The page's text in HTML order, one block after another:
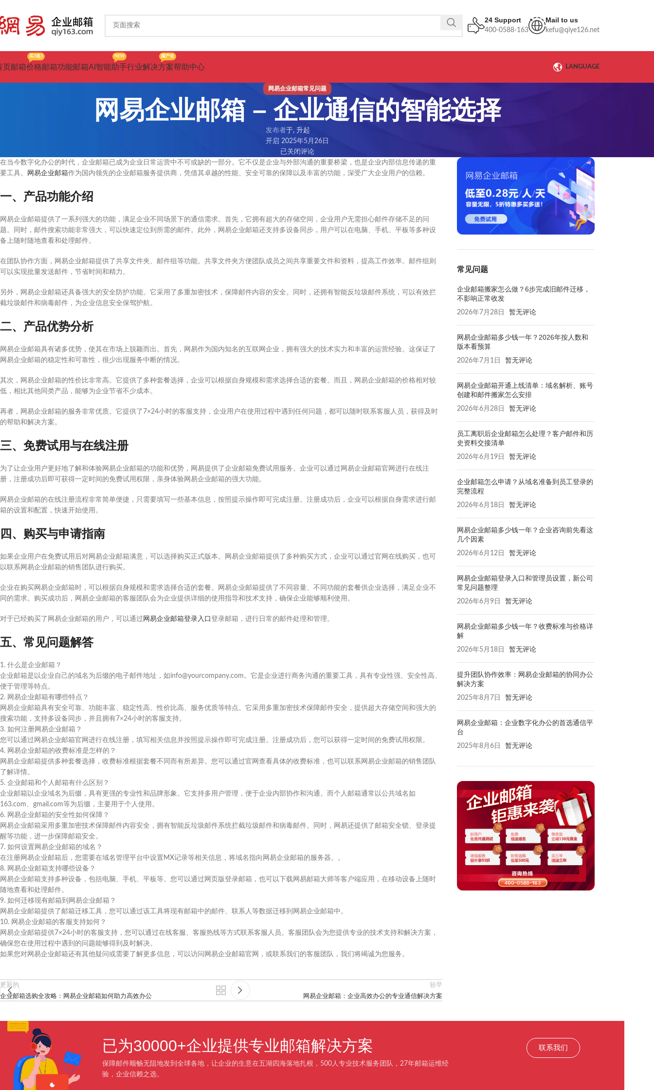
24 Support
400-0588-163
Mail to us
kefu@qiye126.net
页邮箱价格
买3送3
邮箱功能邮箱AI智能助手
NEW
行业解决方案
国产化
帮助中心 LANGUAGE
网易企业邮箱常见问题
网易企业邮箱 – 企业通信的智能选择
发布者于, 升起
开启 2025年5月26日
已关闭评论
在当今数字化办公的时代，企业邮箱已成为企业日常运营中不可或缺的一部分。它不仅是企业与外部沟通的重要桥梁，也是企业内部信息传递的重
要工具。
网易企业邮箱作为国内领先的企业邮箱服务提供商，凭借其卓越的性能、安全可靠的保障以及丰富的功能，深受广大企业用户的信赖。
一、产品功能介绍
网易企业邮箱提供了一系列强大的功能，满足企业不同场景下的通信需求。首先，它拥有超大的存储空间，企业用户无需担心邮件存储不足的问
题。同时，邮件搜索功能非常强大，可以快速定位到所需的邮件。此外，网易企业邮箱还支持多设备同步，用户可以在电脑、手机、平板等多种设
备上随时随地查看和处理邮件。
在团队协作方面，网易企业邮箱提供了共享文件夹、邮件组等功能。共享文件夹方便团队成员之间共享重要文件和资料，提高工作效率。邮件组则
可以实现批量发送邮件，节省时间和精力。
另外，网易企业邮箱还具备强大的安全防护功能。它采用了多重加密技术，保障邮件内容的安全。同时，还拥有智能反垃圾邮件系统，可以有效拦
截垃圾邮件和病毒邮件，为企业信息安全保驾护航。
二、产品优势分析
网易企业邮箱具有诸多优势，使其在市场上脱颖而出。首先，网易作为国内知名的互联网企业，拥有强大的技术实力和丰富的运营经验。这保证了
网易企业邮箱的稳定性和可靠性，很少出现服务中断的情况。
其次，网易企业邮箱的性价比非常高。它提供了多种套餐选择，企业可以根据自身规模和需求选择合适的套餐。而且，网易企业邮箱的价格相对较
低，相比其他同类产品，能够为企业节省不少成本。
再者，网易企业邮箱的服务非常优质。它提供了7×24小时的客服支持，企业用户在使用过程中遇到任何问题，都可以随时联系客服人员，获得及时
的帮助和解决方案。
三、免费试用与在线注册
为了让企业用户更好地了解和体验网易企业邮箱的功能和优势，网易提供了企业邮箱免费试用服务。企业可以通过网易企业邮箱官网进行在线注
册，注册成功后即可获得一定时间的免费试用权限，亲身体验网易企业邮箱的强大功能。
网易企业邮箱的在线注册流程非常简单便捷，只需要填写一些基本信息，按照提示操作即可完成注册。注册成功后，企业可以根据自身需求进行邮
箱的设置和配置，快速开始使用。
四、购买与申请指南
如果企业用户在免费试用后对网易企业邮箱满意，可以选择购买正式版本。网易企业邮箱提供了多种购买方式，企业可以通过官网在线购买，也可
以联系网易企业邮箱的销售团队进行购买。
企业在购买网易企业邮箱时，可以根据自身规模和需求选择合适的套餐。网易企业邮箱提供了不同容量、不同功能的套餐供企业选择，满足企业不
同的需求。购买成功后，网易企业邮箱的客服团队会为企业提供详细的使用指导和技术支持，确保企业能够顺利使用。
对于已经购买了网易企业邮箱的用户，可以通过 网易企业邮箱登录入口 登录邮箱，进行日常的邮件处理和管理。
五、常见问题解答
1. 什么是企业邮箱？
企业邮箱是以企业自己的域名为后缀的电子邮件地址，如info@yourcompany.com。它是企业进行商务沟通的重要工具，具有专业性强、安全性高、
便于管理等特点。
2. 网易企业邮箱有哪些特点？
网易企业邮箱具有安全可靠、功能丰富、稳定性高、性价比高、服务优质等特点。它采用多重加密技术保障邮件安全，提供超大存储空间和强大的
搜索功能，支持多设备同步，并且拥有7×24小时的客服支持。
3. 如何注册网易企业邮箱？
您可以通过网易企业邮箱官网进行在线注册，填写相关信息并按照提示操作即可完成注册。注册成功后，您可以获得一定时间的免费试用权限。
4. 网易企业邮箱的收费标准是怎样的？
网易企业邮箱提供多种套餐选择，收费标准根据套餐不同而有所差异。您可以通过官网查看具体的收费标准，也可以联系网易企业邮箱的销售团队
了解详情。
5. 企业邮箱和个人邮箱有什么区别？
企业邮箱以企业域名为后缀，具有更强的专业性和品牌形象。它支持多用户管理，便于企业内部协作和沟通。而个人邮箱通常以公共域名如
163.com、gmail.com等为后缀，主要用于个人使用。
6. 网易企业邮箱的安全性如何保障？
网易企业邮箱采用多重加密技术保障邮件内容安全，拥有智能反垃圾邮件系统拦截垃圾邮件和病毒邮件。同时，网易还提供了邮箱安全锁、登录提
醒等功能，进一步保障邮箱安全。
7. 如何设置网易企业邮箱的域名？
在注册网易企业邮箱后，您需要在域名管理平台中设置MX记录等相关信息，将域名指向网易企业邮箱的服务器。。
8. 网易企业邮箱支持哪些设备？
网易企业邮箱支持多种设备，包括电脑、手机、平板等。您可以通过网页版登录邮箱，也可以下载网易邮箱大师等客户端应用，在移动设备上随时
随地查看和处理邮件。
9. 如何迁移现有邮箱到网易企业邮箱？
网易企业邮箱提供了邮箱迁移工具，您可以通过该工具将现有邮箱中的邮件、联系人等数据迁移到网易企业邮箱中。
10. 网易企业邮箱的客服支持如何？
网易企业邮箱提供7×24小时的客服支持，您可以通过在线客服、客服热线等方式联系客服人员。客服团队会为您提供专业的技术支持和解决方案，
确保您在使用过程中遇到的问题能够得到及时解决。
如果您对网易企业邮箱还有其他疑问或需要了解更多信息，可以访问网易企业邮箱官网，或联系我们的客服团队，我们将竭诚为您服务。
更新的
企业邮箱选购全攻略：网易企业邮箱如何助力高效办公
较早
网易企业邮箱：企业高效办公的专业通信解决方案
常见问题
企业邮箱搬家怎么做？6步完成旧邮件迁移，
不影响正常收发
2026年7月28日 暂无评论
网易企业邮箱多少钱一年？2026年按人数和
版本看预算
2026年7月1日 暂无评论
网易企业邮箱开通上线清单：域名解析、账号
创建和邮件搬家怎么安排
2026年6月28日 暂无评论
员工离职后企业邮箱怎么处理？客户邮件和历
史资料交接清单
2026年6月19日 暂无评论
企业邮箱怎么申请？从域名准备到员工登录的
完整流程
2026年6月18日 暂无评论
网易企业邮箱多少钱一年？企业咨询前先看这
几个因素
2026年6月12日 暂无评论
网易企业邮箱登录入口和管理员设置，新公司
常见问题整理
2026年6月9日 暂无评论
网易企业邮箱多少钱一年？收费标准与价格详
解
2026年5月18日 暂无评论
提升团队协作效率：网易企业邮箱的协同办公
解决方案
2025年8月7日 暂无评论
网易企业邮箱：企业数字化办公的首选通信平
台
2025年8月6日 暂无评论
已为30000+企业提供专业邮箱解决方案
保障邮件顺畅无阻地发到全球各地，让企业的生意在五湖四海落地扎根，500人专业技术服务团队，27年邮箱运维经
验，企业信赖之选。
联系我们